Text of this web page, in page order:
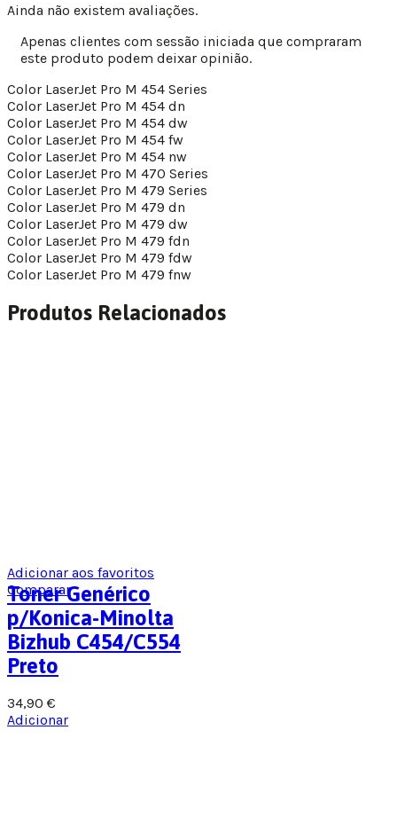
Ainda não existem avaliações.
Apenas clientes com sessão iniciada que compraram
este produto podem deixar opinião.
Color LaserJet Pro M 454 Series
Color LaserJet Pro M 454 dn
Color LaserJet Pro M 454 dw
Color LaserJet Pro M 454 fw
Color LaserJet Pro M 454 nw
Color LaserJet Pro M 470 Series
Color LaserJet Pro M 479 Series
Color LaserJet Pro M 479 dn
Color LaserJet Pro M 479 dw
Color LaserJet Pro M 479 fdn
Color LaserJet Pro M 479 fdw
Color LaserJet Pro M 479 fnw
Produtos Relacionados
Adicionar aos favoritos
Comparar
Toner Genérico
p/Konica-Minolta
Bizhub C454/C554
Preto
34,90 €
Adicionar